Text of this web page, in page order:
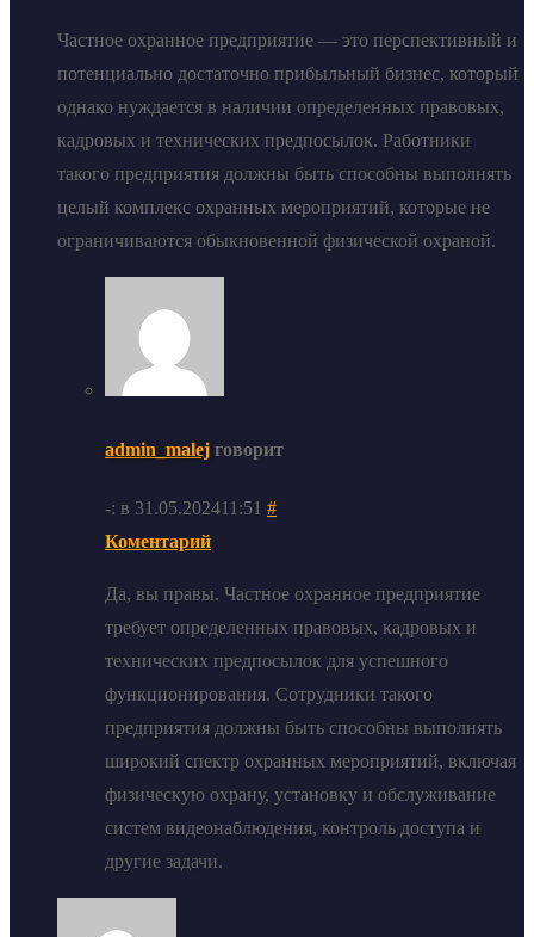
Частное охранное предприятие — это перспективный и
потенциально достаточно прибыльный бизнес, который
однако нуждается в наличии определенных правовых,
кадровых и технических предпосылок. Работники
такого предприятия должны быть способны выполнять
целый комплекс охранных мероприятий, которые не
ограничиваются обыкновенной физической охраной.
admin_malej говорит
-: в 31.05.202411:51 #
Коментарий
Да, вы правы. Частное охранное предприятие
требует определенных правовых, кадровых и
технических предпосылок для успешного
функционирования. Сотрудники такого
предприятия должны быть способны выполнять
широкий спектр охранных мероприятий, включая
физическую охрану, установку и обслуживание
систем видеонаблюдения, контроль доступа и
другие задачи.